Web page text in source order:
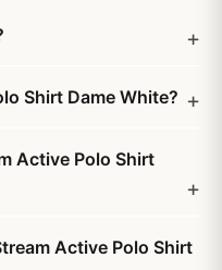
Shirt Dame White?
Active Polo Shirt
Active Polo Shirt